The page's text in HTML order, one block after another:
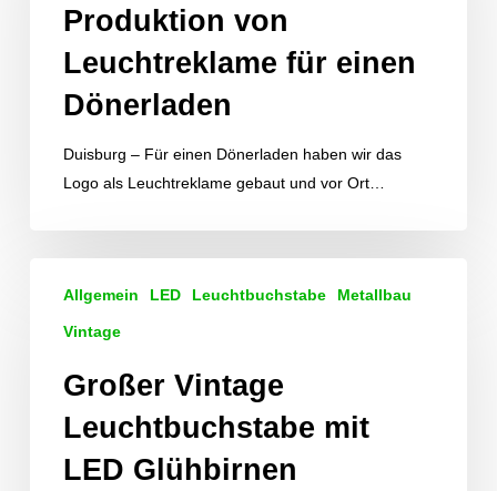
Dönerladen
Produktion von
Leuchtreklame für einen
Dönerladen
Duisburg – Für einen Dönerladen haben wir das
Logo als Leuchtreklame gebaut und vor Ort…
Vintage
Leuchtbuchstabe
Glühbirnen
Allgemein LED Leuchtbuchstabe Metallbau
Vintage
Großer Vintage
Leuchtbuchstabe mit
LED Glühbirnen